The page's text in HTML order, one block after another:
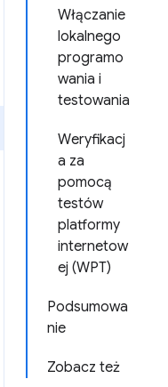
Włączanie
lokalnego
programo
wania i
testowania
Weryfikacj
a za
pomocą
testów
platformy
internetow
ej (WPT)
Podsumowa
nie
Zobacz też